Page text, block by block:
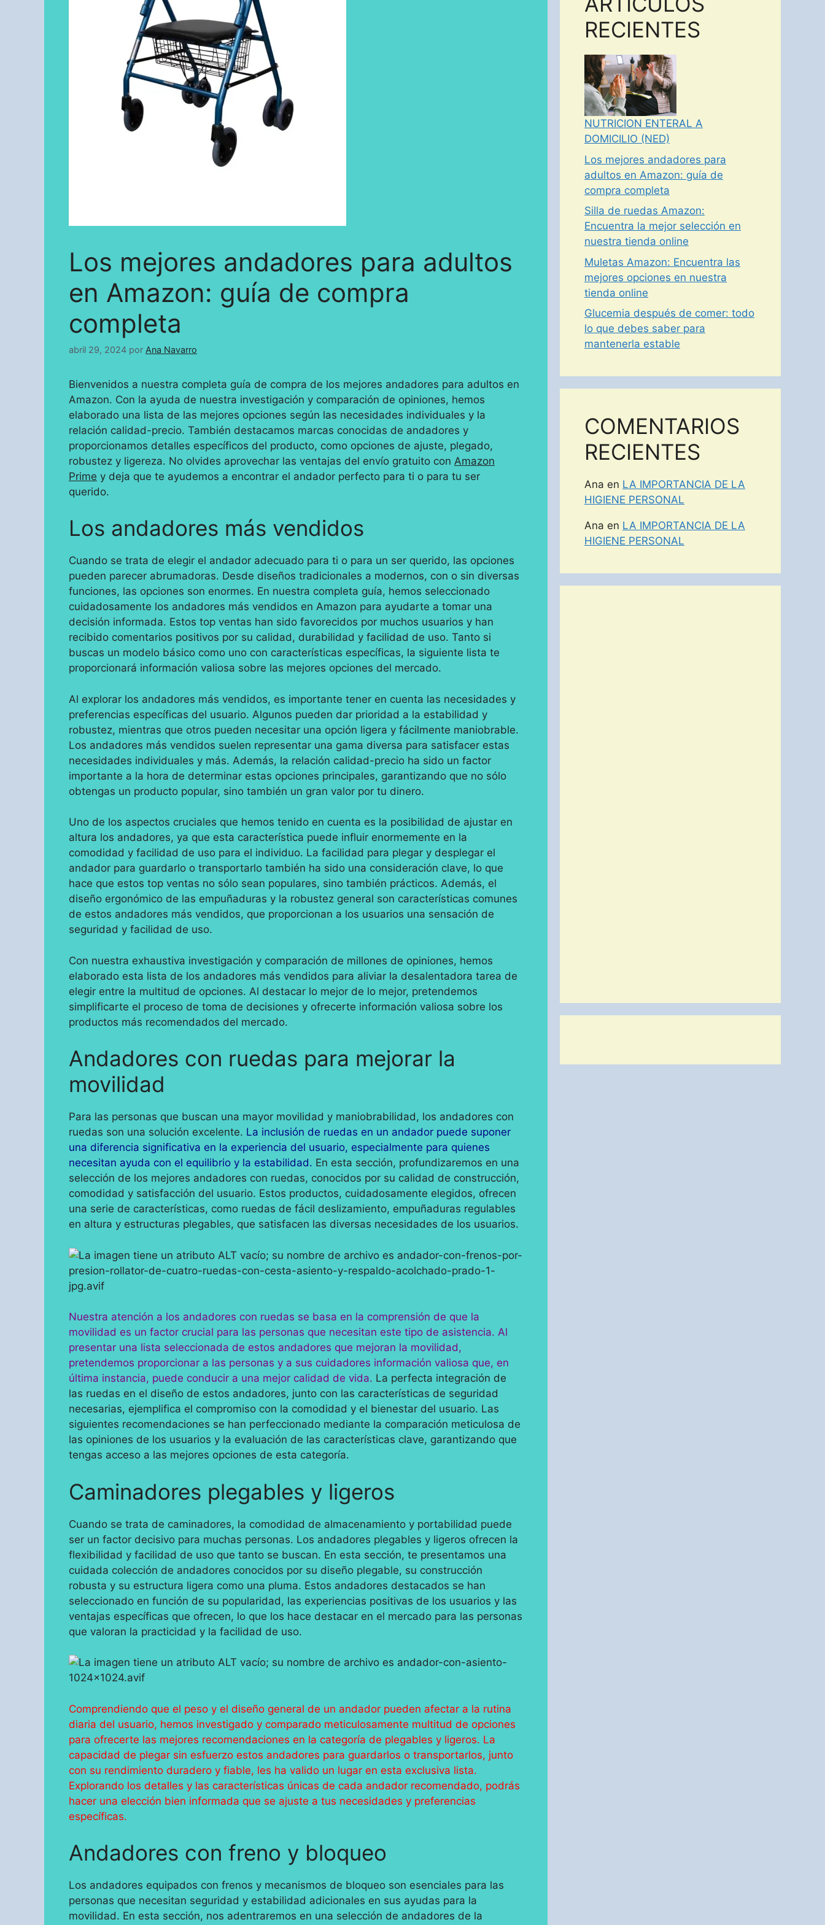
Los mejores andadores para adultos
en Amazon: guía de compra
completa
abril 29, 2024 por Ana Navarro
Bienvenidos a nuestra completa guía de compra de los mejores andadores para adultos en
Amazon. Con la ayuda de nuestra investigación y comparación de opiniones, hemos
elaborado una lista de las mejores opciones según las necesidades individuales y la
relación calidad-precio. También destacamos marcas conocidas de andadores y
proporcionamos detalles específicos del producto, como opciones de ajuste, plegado,
robustez y ligereza. No olvides aprovechar las ventajas del envío gratuito con Amazon
Prime y deja que te ayudemos a encontrar el andador perfecto para ti o para tu ser
querido.
Los andadores más vendidos
Cuando se trata de elegir el andador adecuado para ti o para un ser querido, las opciones
pueden parecer abrumadoras. Desde diseños tradicionales a modernos, con o sin diversas
funciones, las opciones son enormes. En nuestra completa guía, hemos seleccionado
cuidadosamente los andadores más vendidos en Amazon para ayudarte a tomar una
decisión informada. Estos top ventas han sido favorecidos por muchos usuarios y han
recibido comentarios positivos por su calidad, durabilidad y facilidad de uso. Tanto si
buscas un modelo básico como uno con características específicas, la siguiente lista te
proporcionará información valiosa sobre las mejores opciones del mercado.
Al explorar los andadores más vendidos, es importante tener en cuenta las necesidades y
preferencias específicas del usuario. Algunos pueden dar prioridad a la estabilidad y
robustez, mientras que otros pueden necesitar una opción ligera y fácilmente maniobrable.
Los andadores más vendidos suelen representar una gama diversa para satisfacer estas
necesidades individuales y más. Además, la relación calidad-precio ha sido un factor
importante a la hora de determinar estas opciones principales, garantizando que no sólo
obtengas un producto popular, sino también un gran valor por tu dinero.
Uno de los aspectos cruciales que hemos tenido en cuenta es la posibilidad de ajustar en
altura los andadores, ya que esta característica puede influir enormemente en la
comodidad y facilidad de uso para el individuo. La facilidad para plegar y desplegar el
andador para guardarlo o transportarlo también ha sido una consideración clave, lo que
hace que estos top ventas no sólo sean populares, sino también prácticos. Además, el
diseño ergonómico de las empuñaduras y la robustez general son características comunes
de estos andadores más vendidos, que proporcionan a los usuarios una sensación de
seguridad y facilidad de uso.
Con nuestra exhaustiva investigación y comparación de millones de opiniones, hemos
elaborado esta lista de los andadores más vendidos para aliviar la desalentadora tarea de
elegir entre la multitud de opciones. Al destacar lo mejor de lo mejor, pretendemos
simplificarte el proceso de toma de decisiones y ofrecerte información valiosa sobre los
productos más recomendados del mercado.
Andadores con ruedas para mejorar la
movilidad
Para las personas que buscan una mayor movilidad y maniobrabilidad, los andadores con
ruedas son una solución excelente. La inclusión de ruedas en un andador puede suponer
una diferencia significativa en la experiencia del usuario, especialmente para quienes
necesitan ayuda con el equilibrio y la estabilidad. En esta sección, profundizaremos en una
selección de los mejores andadores con ruedas, conocidos por su calidad de construcción,
comodidad y satisfacción del usuario. Estos productos, cuidadosamente elegidos, ofrecen
una serie de características, como ruedas de fácil deslizamiento, empuñaduras regulables
en altura y estructuras plegables, que satisfacen las diversas necesidades de los usuarios.
Nuestra atención a los andadores con ruedas se basa en la comprensión de que la
movilidad es un factor crucial para las personas que necesitan este tipo de asistencia. Al
presentar una lista seleccionada de estos andadores que mejoran la movilidad,
pretendemos proporcionar a las personas y a sus cuidadores información valiosa que, en
última instancia, puede conducir a una mejor calidad de vida. La perfecta integración de
las ruedas en el diseño de estos andadores, junto con las características de seguridad
necesarias, ejemplifica el compromiso con la comodidad y el bienestar del usuario. Las
siguientes recomendaciones se han perfeccionado mediante la comparación meticulosa de
las opiniones de los usuarios y la evaluación de las características clave, garantizando que
tengas acceso a las mejores opciones de esta categoría.
Caminadores plegables y ligeros
Cuando se trata de caminadores, la comodidad de almacenamiento y portabilidad puede
ser un factor decisivo para muchas personas. Los andadores plegables y ligeros ofrecen la
flexibilidad y facilidad de uso que tanto se buscan. En esta sección, te presentamos una
cuidada colección de andadores conocidos por su diseño plegable, su construcción
robusta y su estructura ligera como una pluma. Estos andadores destacados se han
seleccionado en función de su popularidad, las experiencias positivas de los usuarios y las
ventajas específicas que ofrecen, lo que los hace destacar en el mercado para las personas
que valoran la practicidad y la facilidad de uso.
Comprendiendo que el peso y el diseño general de un andador pueden afectar a la rutina
diaria del usuario, hemos investigado y comparado meticulosamente multitud de opciones
para ofrecerte las mejores recomendaciones en la categoría de plegables y ligeros. La
capacidad de plegar sin esfuerzo estos andadores para guardarlos o transportarlos, junto
con su rendimiento duradero y fiable, les ha valido un lugar en esta exclusiva lista.
Explorando los detalles y las características únicas de cada andador recomendado, podrás
hacer una elección bien informada que se ajuste a tus necesidades y preferencias
específicas.
Andadores con freno y bloqueo
Los andadores equipados con frenos y mecanismos de bloqueo son esenciales para las
personas que necesitan seguridad y estabilidad adicionales en sus ayudas para la
movilidad. En esta sección, nos adentraremos en una selección de andadores de la
RECIENTES
NUTRICION ENTERAL A
DOMICILIO (NED)
Los mejores andadores para
adultos en Amazon: guía de
compra completa
Silla de ruedas Amazon:
Encuentra la mejor selección en
nuestra tienda online
Muletas Amazon: Encuentra las
mejores opciones en nuestra
tienda online
Glucemia después de comer: todo
lo que debes saber para
mantenerla estable
COMENTARIOS
RECIENTES
Ana en LA IMPORTANCIA DE LA
HIGIENE PERSONAL
Ana en LA IMPORTANCIA DE LA
HIGIENE PERSONAL